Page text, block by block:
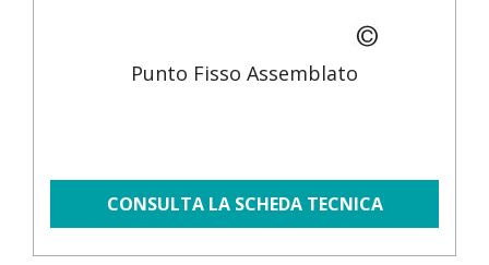
Punto Fisso Assemblato
CONSULTA LA SCHEDA TECNICA